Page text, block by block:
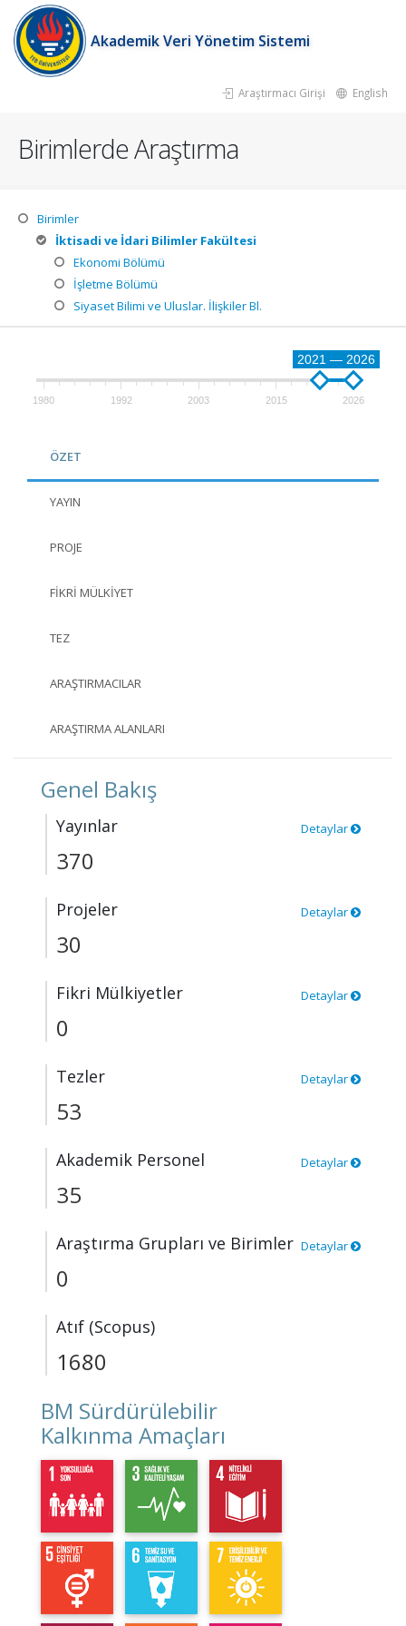
Akademik Veri Yönetim Sistemi
Araştırmacı Girişi English
Birimlerde Araştırma
Birimler
İktisadi ve İdari Bilimler Fakültesi
Ekonomi Bölümü
İşletme Bölümü
Siyaset Bilimi ve Uluslar. İlişkiler Bl.
2021 — 2026
1980 1992 2003 2015 2026
ÖZET
YAYIN
PROJE
FIKRI MÜLKIYET
TEZ
ARAŞTIRMACILAR
ARAŞTIRMA ALANLARI
Genel Bakış
Yayınlar Detaylar
370
Projeler Detaylar
30
Fikri Mülkiyetler Detaylar
0
Tezler Detaylar
53
Akademik Personel Detaylar
35
Araştırma Grupları ve Birimler Detaylar
0
Atıf (Scopus)
1680
BM Sürdürülebilir
Kalkınma Amaçları